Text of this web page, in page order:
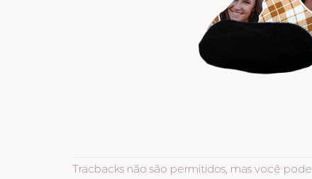
Tracbacks não são permitidos, mas você pode